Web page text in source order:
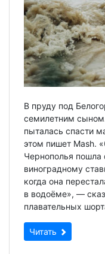
В пруду под
семилетним
пыталась спасти
этом пишет Mash.
Чернополья пошла
виноградному
когда она
в водоёме», —
плавательных
Читать